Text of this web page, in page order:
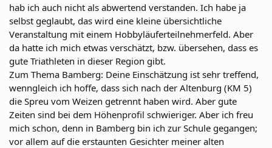
hab ich auch nicht als abwertend verstanden. Ich habe ja
selbst geglaubt, das wird eine kleine übersichtliche
Veranstaltung mit einem Hobbyläuferteilnehmerfeld. Aber
da hatte ich mich etwas verschätzt, bzw. übersehen, dass es
gute Triathleten in dieser Region gibt.
Zum Thema Bamberg: Deine Einschätzung ist sehr treffend,
wenngleich ich hoffe, dass sich nach der Altenburg (KM 5)
die Spreu vom Weizen getrennt haben wird. Aber gute
Zeiten sind bei dem Höhenprofil schwieriger. Aber ich freu
mich schon, denn in Bamberg bin ich zur Schule gegangen;
vor allem auf die erstaunten Gesichter meiner alten